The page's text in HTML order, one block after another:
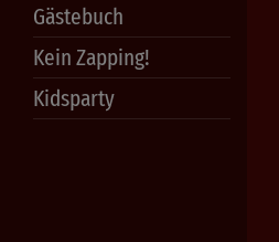
Gästebuch
Kein Zapping!
Kidsparty